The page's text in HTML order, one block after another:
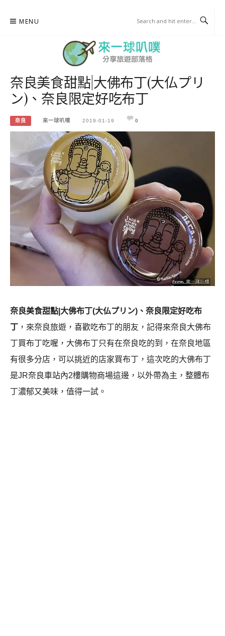
MENU
來一球叭噗
分享日本自助部落格
奈良美食甜點|大佛布丁(大仏プリ
ン)、奈良限定好吃布丁
奈良 來一球叭噗 2019-01-19 0
奈良美食甜點|大佛布丁(大仏プリン)、奈良限定好吃布
丁 ，來奈良旅遊，喜歡吃布丁的朋友，記得來奈良大佛布
丁買布丁吃喔，大佛布丁只有在奈良吃的到，在奈良地區
有很多分店，可以挑近的店家買布丁，這次吃的大佛布丁
是JR奈良車站內2樓購物商場這邊，以外帶為主，整體布
丁濃郁又美味，值得一試。